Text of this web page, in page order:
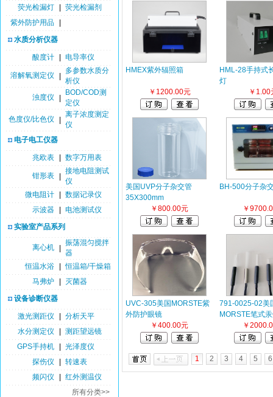
荧光检漏灯
荧光检漏剂
紫外防护用品
水质分析仪器
酸度计 电导率仪
溶解氧测定仪
多参数水质分
析仪
浊度仪
BOD/COD测
定仪
色度仪/比色仪
离子浓度测定
仪
电子电工仪器
兆欧表 数字万用表
钳形表
接地电阻测试
仪
微电阻计
数据记录仪
示波器
电池测试仪
实验室产品系列
离心机
振荡混匀搅拌
器
恒温水浴
恒温箱/干燥箱
马弗炉
灭菌器
设备诊断仪器
激光测距仪
分析天平
水分测定仪
测距望远镜
GPS手持机
光泽度仪
探伤仪
转速表
频闪仪
红外测温仪
所有分类>>
HMEX紫外辐照箱
￥1200.00元
HML-28手持式
灯
￥1.00
美国UVP分子杂交管
35X300mm
￥800.00元
BH-500分子杂
￥
UVC-305美国MORSTE紫
外防护眼镜
￥400.00元
791-0025-02美
MORSTE笔式
￥
1 2 3 4 5 6